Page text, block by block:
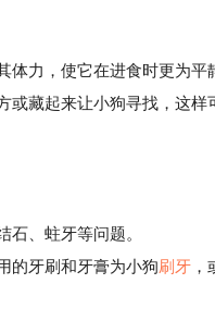
力，使它在进食时更为平
或藏起来让小狗寻找，这样
、蛀牙等问题。
牙刷和牙膏为小狗刷牙